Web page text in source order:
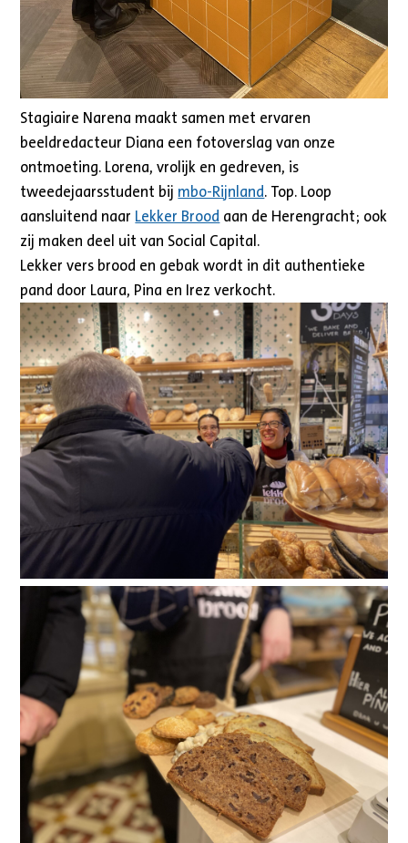
Stagiaire Narena maakt samen met ervaren
beeldredacteur Diana een fotoverslag van onze
ontmoeting. Lorena, vrolijk en gedreven, is
tweedejaarsstudent bij mbo-Rijnland. Top. Loop
aansluitend naar Lekker Brood aan de Herengracht; ook
zij maken deel uit van Social Capital.
Lekker vers brood en gebak wordt in dit authentieke
pand door Laura, Pina en Irez verkocht.